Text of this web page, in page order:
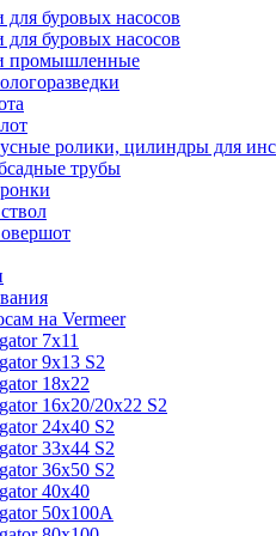
буровых насосов
буровых насосов
промышленные
ролики, цилиндры для
трубы
на Vermeer
7x11
9x13 S2
18x22
16x20/20x22 S2
24x40 S2
33x44 S2
36x50 S2
40x40
50x100A